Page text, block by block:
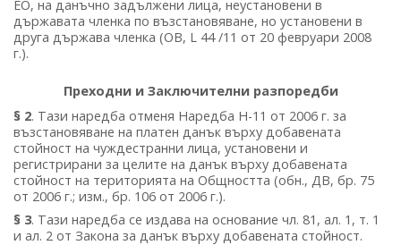
ЕО, на данъчно задължени лица, неустановени в
държавата членка по възстановяване, но установени в
друга държава членка (OB, L 44 /11 от 20 февруари 2008
г.).
Преходни и Заключителни разпоредби
§ 2. Тази наредба отменя Наредба Н-11 от 2006 г. за
възстановяване на платен данък върху добавената
стойност на чуждестранни лица, установени и
регистрирани за целите на данък върху добавената
стойност на територията на Общността (обн., ДВ, бр. 75
от 2006 г.; изм., бр. 106 от 2006 г.).
§ 3. Тази наредба се издава на основание чл. 81, ал. 1, т. 1
и ал. 2 от Закона за данък върху добавената стойност.